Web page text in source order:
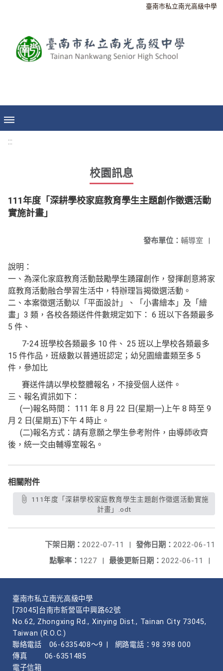
臺南市私立南光高級中學
:::
校園訊息
111年度「深耕學校家庭教育學生主題創作徵選活動
實施計畫」
發布單位： 輔導室 |
說明：
一、為深化家庭教育活動鼓勵學生踴躍創作，發揮創意將家
庭教育活動融合學習生活中，特辦理旨揭徵選活動。
二、本案徵選活動以「平面設計」、「小書繪本」及「繪
畫」3 類，各校各類送件件數規定如下： 6 班以下各類最多
5 件、
7-24 班學校各類最多 10 件、 25 班以上學校各類最多
15 件作品，班級數以普通班認定；幼兒園繪畫類至多 5
件，參加比
賽送件請以學校整體報名，不接受個人送件。
三、報名資訊如下：
(一)報名時間： 111 年 8 月 22 日(星期一)上午 8 時至 9
月 2 日(星期五)下午 4 時止。
(二)報名方式：請有意願之學生參考附件，由導師收齊
後，統一交由輔導室報名。
相關附件
計畫」.odt
發佈日期： 2022-06-11
下架日期： 2022-07-11
|
最後更新日期： 2022-06-11 |
點擊率： 1227 |
臺南市私立南光高級中學
[73045]台南市新營區中興路62號
No.62, Zhongxing Rd., Xinying Dist., Tainan City 73045,
Taiwan (R.O.C.)
聯絡電話
06-6335408～9
網路電話：98 398 000
傳真
06-6351485
電子信箱